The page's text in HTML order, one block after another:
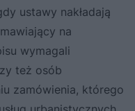
ustawy nakładają
na
wymagali
też osób
zamówienia, którego